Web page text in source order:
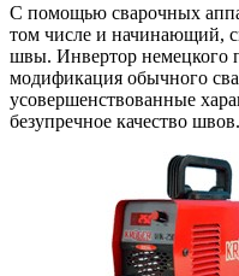
С помощью сварочных
том числе и начинающий,
швы. Инвертор немецкого
модификация обычного
усовершенствованные
безупречное качество швов.